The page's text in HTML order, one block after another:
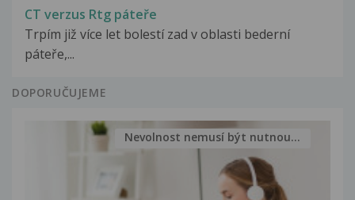
CT verzus Rtg páteře
Trpím již více let bolestí zad v oblasti bederní
páteře,...
DOPORUČUJEME
Nevolnost nemusí být nutnou...